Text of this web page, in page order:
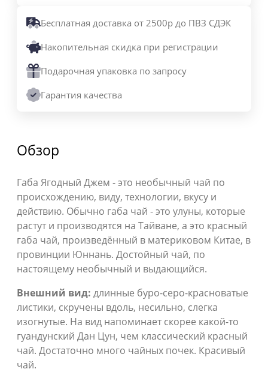
Бесплатная доставка от 2500р до ПВЗ СДЭК
Накопительная скидка при регистрации
Подарочная упаковка по запросу
Гарантия качества
Обзор
Габа Ягодный Джем - это необычный чай по
происхождению, виду, технологии, вкусу и
действию. Обычно габа чай - это улуны, которые
растут и производятся на Тайване, а это красный
габа чай, произведённый в материковом Китае, в
провинции Юннань. Достойный чай, по
настоящему необычный и выдающийся.
Внешний вид: длинные буро-серо-красноватые
листики, скручены вдоль, несильно, слегка
изогнутые. На вид напоминает скорее какой-то
гуандунский Дан Цун, чем классический красный
чай. Достаточно много чайных почек. Красивый
чай.